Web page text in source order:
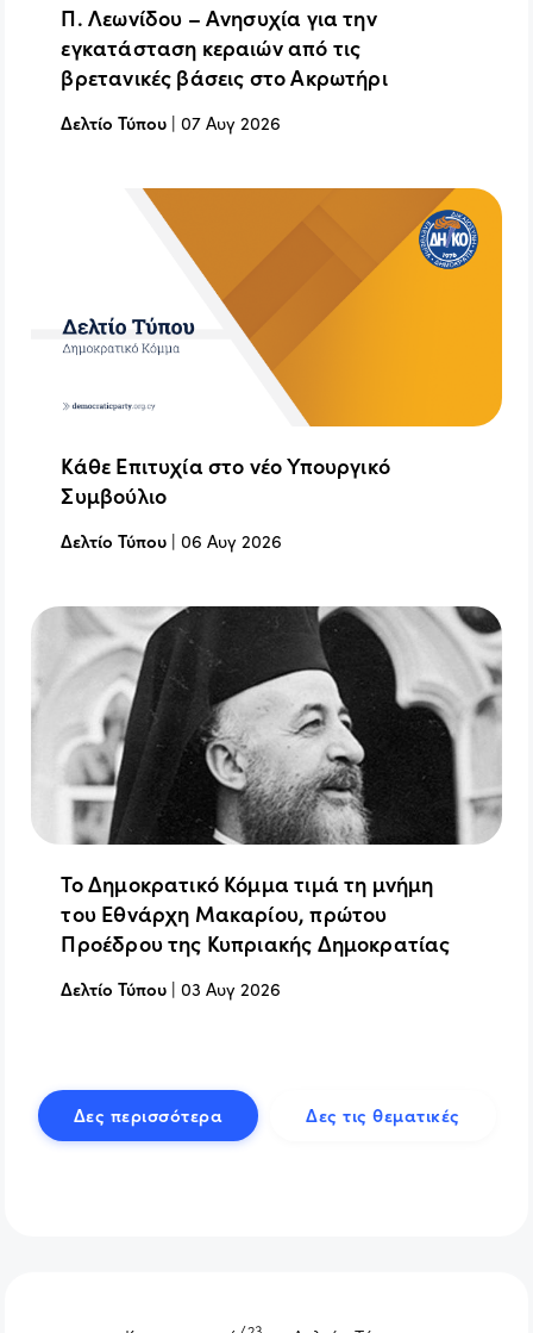
Π. Λεωνίδου – Ανησυχία για την
εγκατάσταση κεραιών από τις
βρετανικές βάσεις στο Ακρωτήρι
Δελτίο Τύπου |07 Αυγ 2026
Κάθε Επιτυχία στο νέο Υπουργικό
Συμβούλιο
Δελτίο Τύπου |06 Αυγ 2026
Το Δημοκρατικό Κόμμα τιμά τη μνήμη
του Εθνάρχη Μακαρίου, πρώτου
Προέδρου της Κυπριακής Δημοκρατίας
Δελτίο Τύπου |03 Αυγ 2026
Δες περισσότερα Δες τις θεματικές